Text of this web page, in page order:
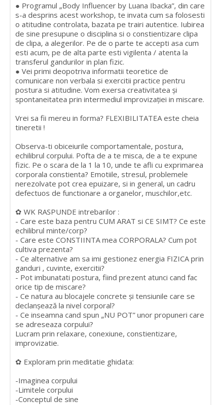
● Programul „Body Influencer by Luana Ibacka”, din care
s-a desprins acest workshop, te invata cum sa folosesti
o atitudine controlata, bazata pe trairi autentice. Iubirea
de sine presupune o disciplina si o constientizare clipa
de clipa, a alegerilor. Pe de o parte te accepti asa cum
esti acum, pe de alta parte esti vigilenta / atenta la
transferul gandurilor in plan fizic.
● Vei primi deopotriva informatii teoretice de
comunicare non verbala si exercitii practice pentru
postura si atitudine. Vom exersa creativitatea și
spontaneitatea prin intermediul improvizației in miscare.
Vrei sa fii mereu in forma? FLEXIBILITATEA este cheia
tineretii !
Observa-ti obiceiurile comportamentale, postura,
echilibrul corpului. Pofta de a te misca, de a te expune
fizic. Pe o scara de la 1 la 10, unde te afli cu exprimarea
corporala constienta? Emotiile, stresul, problemele
nerezolvate pot crea epuizare, si in general, un cadru
defectuos de functionare a organelor, muschilor,etc.
✿ WK RASPUNDE intrebarilor :
- Care este baza pentru CUM ARAT si CE SIMT? Ce este
echilibrul minte/corp?
- Care este CONSTIINTA mea CORPORALA? Cum pot
cultiva prezenta?
- Ce alternative am sa imi gestionez energia FIZICA prin
ganduri , cuvinte, exercitii?
- Pot imbunatati postura, fiind prezent atunci cand fac
orice tip de miscare?
- Ce natura au blocajele concrete și tensiunile care se
declanșează la nivel corporal?
- Ce inseamna cand spun „NU POT” unor propuneri care
se adreseaza corpului?
Lucram prin relaxare, conexiune, constientizare,
improvizatie.
✿ Exploram prin meditatie ghidata:
-Imaginea corpului
-Limitele corpului
-Conceptul de sine